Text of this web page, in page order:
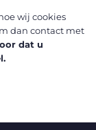
wij cookies
dan contact met
dat u